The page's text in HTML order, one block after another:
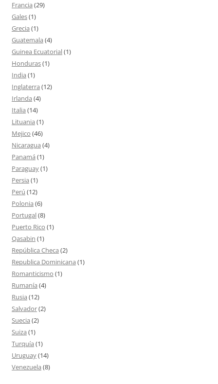
Francia (29)
Gales(1)
Grecia (1)
Guatemala (4)
Guinea Ecuatorial(1)
Honduras(1)
India (1)
Inglaterra (12)
Irlanda (4)
Italia (14)
Lituania (1)
Mejico (46)
Nicaragua (4)
Panamá (1)
Paraguay(1)
Persia (1)
Perú (12)
Polonia (6)
Portugal(8)
Puerto Rico (1)
Qasabin (1)
República Checa (2)
Republica Dominicana (1)
Romanticismo (1)
Rumanía (4)
Rusia (12)
Salvador(2)
Suecia (2)
Suiza (1)
Turquía (1)
Uruguay(14)
Venezuela (8)